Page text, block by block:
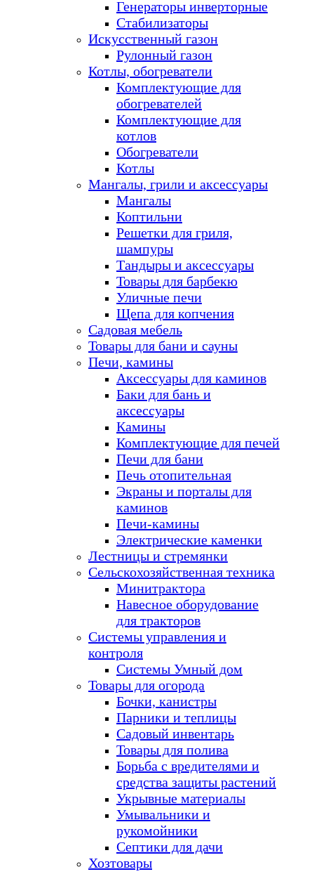
Генераторы инверторные
Стабилизаторы
Искусственный газон
Рулонный газон
Котлы, обогреватели
Комплектующие для
обогревателей
Комплектующие для
котлов
Обогреватели
Котлы
Мангалы, грили и аксессуары
Мангалы
Коптильни
Решетки для гриля,
шампуры
Тандыры и аксессуары
Товары для барбекю
Уличные печи
Щепа для копчения
Садовая мебель
Товары для бани и сауны
Печи, камины
Аксессуары для каминов
Баки для бань и
аксессуары
Камины
Комплектующие для печей
Печи для бани
Печь отопительная
Экраны и порталы для
каминов
Печи-камины
Электрические каменки
Лестницы и стремянки
Сельскохозяйственная техника
Минитрактора
Навесное оборудование
для тракторов
Системы управления и
контроля
Системы Умный дом
Товары для огорода
Бочки, канистры
Парники и теплицы
Садовый инвентарь
Товары для полива
Борьба с вредителями и
средства защиты растений
Укрывные материалы
Умывальники и
рукомойники
Септики для дачи
Хозтовары